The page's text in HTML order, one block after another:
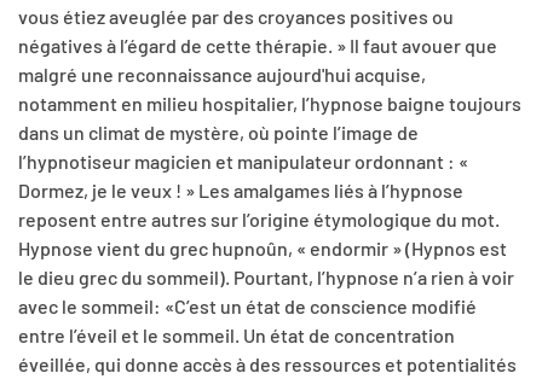
vous étiez aveuglée par des croyances positives ou
négatives à l’égard de cette thérapie. » Il faut avouer que
malgré une reconnaissance aujourd'hui acquise,
notamment en milieu hospitalier, l’hypnose baigne toujours
dans un climat de mystère, où pointe l’image de
l’hypnotiseur magicien et manipulateur ordonnant : «
Dormez, je le veux ! » Les amalgames liés à l’hypnose
reposent entre autres sur l’origine étymologique du mot.
Hypnose vient du grec hupnoûn, « endormir » (Hypnos est
le dieu grec du sommeil). Pourtant, l’hypnose n’a rien à voir
avec le sommeil: «C’est un état de conscience modifié
entre l’éveil et le sommeil. Un état de concentration
éveillée, qui donne accès à des ressources et potentialités